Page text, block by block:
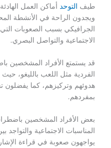
طيف التوحد أماكن العمل
ويجدون الراحة في الأنشطة
الجرافيكي بسبب الصعوبات
الاجتماعية والتواصل البصري.
قد يستمتع الأفراد المشخصين
الفردية مثل اللعب بالليغو،
هدوئهم وتركيزهم، كما يفضلون
بمفردهم.
بعض الأفراد المشخصين
المناسبات الاجتماعية
يواجهون صعوبة في قراءة